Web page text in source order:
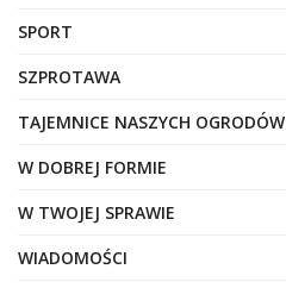
SPORT
SZPROTAWA
TAJEMNICE NASZYCH OGRODÓW
W DOBREJ FORMIE
W TWOJEJ SPRAWIE
WIADOMOŚCI